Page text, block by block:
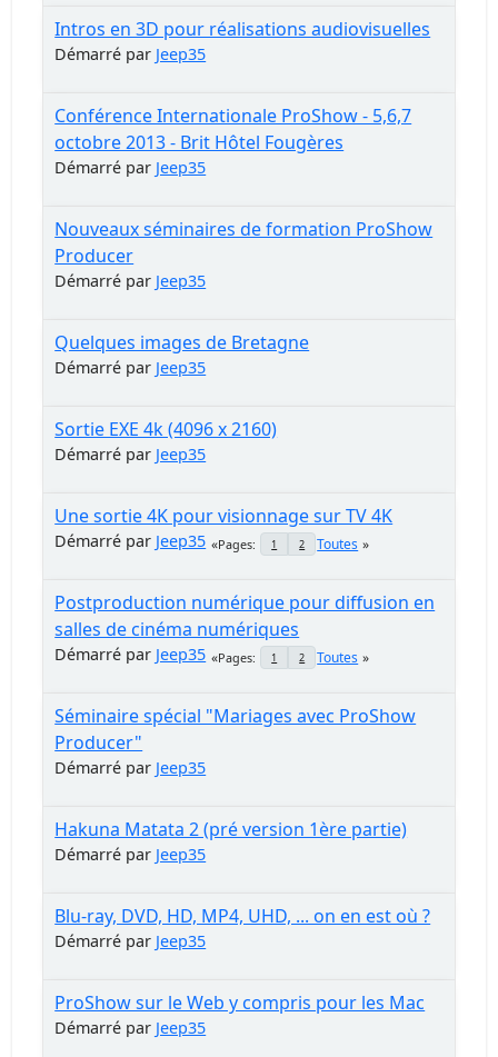
Intros en 3D pour réalisations audiovisuelles
Démarré par Jeep35
Conférence Internationale ProShow - 5,6,7
octobre 2013 - Brit Hôtel Fougères
Démarré par Jeep35
Nouveaux séminaires de formation ProShow
Producer
Démarré par Jeep35
Quelques images de Bretagne
Démarré par Jeep35
Sortie EXE 4k (4096 x 2160)
Démarré par Jeep35
Une sortie 4K pour visionnage sur TV 4K
Démarré par Jeep35 Pages 1 2 Toutes
Postproduction numérique pour diffusion en
salles de cinéma numériques
Démarré par Jeep35 Pages 1 2 Toutes
Séminaire spécial "Mariages avec ProShow
Producer"
Démarré par Jeep35
Hakuna Matata 2 (pré version 1ère partie)
Démarré par Jeep35
Blu-ray, DVD, HD, MP4, UHD, ... on en est où ?
Démarré par Jeep35
ProShow sur le Web y compris pour les Mac
Démarré par Jeep35